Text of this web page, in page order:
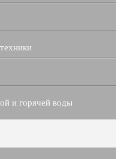
и горячей воды